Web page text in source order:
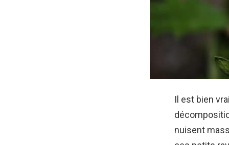
Il est bien
nuisent